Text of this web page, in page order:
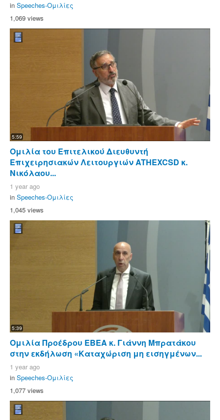
in Speeches-Ομιλίες
1,069 views
5:59
Ομιλία του Επιτελικού Διευθυντή
Επιχειρησιακών Λειτουργιών ATHEXCSD κ.
Νικόλαου...
1 year ago
in Speeches-Ομιλίες
1,045 views
5:39
Ομιλία Προέδρου ΕΒΕΑ κ. Γιάννη Μπρατάκου
στην εκδήλωση «Καταχώριση μη εισηγμένων...
1 year ago
in Speeches-Ομιλίες
1,077 views